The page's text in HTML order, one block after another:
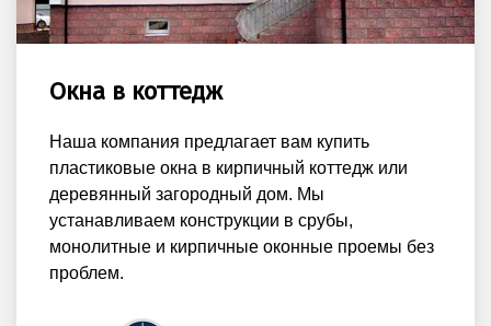
Окна в коттедж
Наша компания предлагает вам купить
пластиковые окна в кирпичный коттедж или
деревянный загородный дом. Мы
устанавливаем конструкции в срубы,
монолитные и кирпичные оконные проемы без
проблем.